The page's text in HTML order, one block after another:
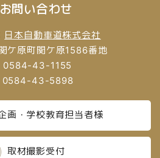
問い合わせ
日本自動車道株式会社
ケ原町関ケ原1586番地
0584-43-1155
0584-43-5898
画・学校教育担当者様
取材撮影受付